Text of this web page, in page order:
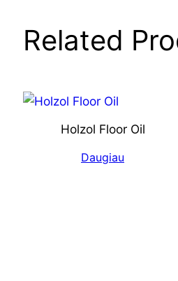
Related
Holzol Floor Oil
Daugiau